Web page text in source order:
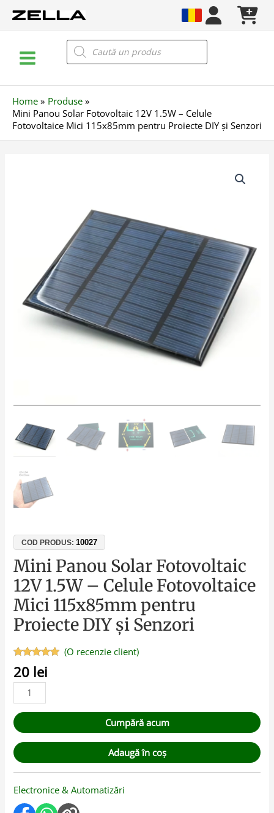
Menu
Products
search
Home
Produse
Mini Panou Solar Fotovoltaic 12V 1.5W – Celule
Fotovoltaice Mici 115x85mm pentru Proiecte DIY și Senzori
COD PRODUS:10027
Mini Panou Solar Fotovoltaic
12V 1.5W – Celule Fotovoltaice
Mici 115x85mm pentru
Proiecte DIY și Senzori
Evaluat la
5.00
din 5
pe baza
unei
singure
(O recenzie client)
20 lei
Celule
Fotovoltaice
Mici
115x85mm
Cumpără acum
Adaugă în coș
Electronice & Automatizări